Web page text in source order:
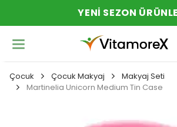
YENI SEZON
Çocuk Çocuk Makyaj
Makyaj Seti
Martinelia Unicorn Medium Tin Case